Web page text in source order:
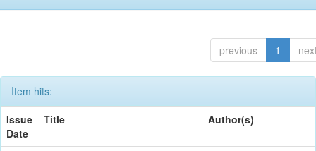
previous 1
Item hits:
Issue
Date
Title Author(s)